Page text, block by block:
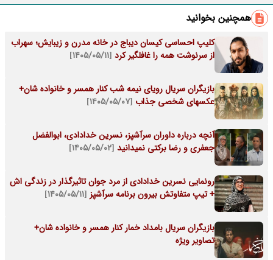
همچنین بخوانید
کلیپ احساسی کیسان دیباج در خانه مدرن و زیبایش؛ سهراب
از سرنوشت همه را غافلگیر کرد [۱۴۰۵/۰۵/۱۱]
بازیگران سریال رویای نیمه شب کنار همسر و خانواده شان+
عکسهای شخصی جذاب [۱۴۰۵/۰۵/۰۷]
آنچه درباره داوران سرآشپز، نسرین خدادادی، ابوالفضل
جعفری و رضا برکتی نمیدانید [۱۴۰۵/۰۵/۰۲]
رونمایی نسرین خدادادی از مرد جوان تاثیرگذار در زندگی اش
+ تیپ متفاوتش بیرون برنامه سرآشپز [۱۴۰۵/۰۵/۱۱]
بازیگران سریال بامداد خمار کنار همسر و خانواده شان+
تصاویر ویژه